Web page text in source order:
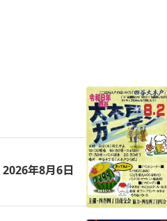
年8月6日